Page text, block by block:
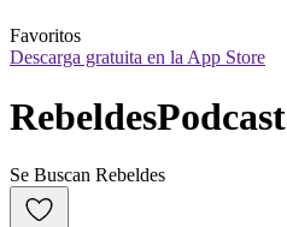
Favoritos
Descarga gratuita en la App Store
RebeldesPodcast
Se Buscan Rebeldes